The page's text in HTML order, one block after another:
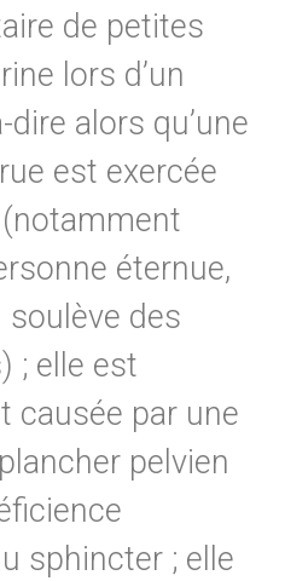
de petites
lors d’un
dire alors qu’une
est exercée
éternue,
des
; elle est
causée par une
pelvien
sphincter ; elle